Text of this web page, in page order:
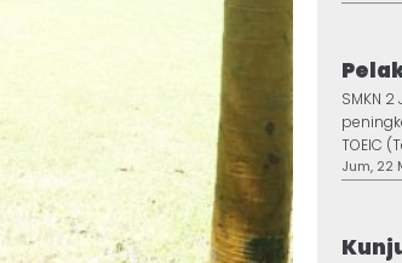
SMKN
TOEIC
Jum, 22